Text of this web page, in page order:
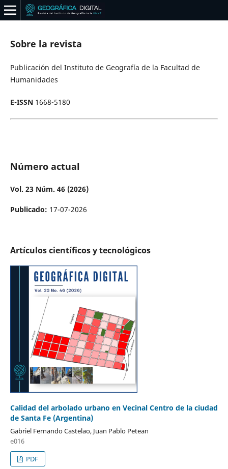
Sobre la revista
Publicación del Instituto de Geografía de la Facultad de
Humanidades
E-ISSN1668-5180
Número actual
Vol. 23 Núm. 46 (2026)
Publicado: 17-07-2026
Artículos científicos y tecnológicos
Calidad del arbolado urbano en Vecinal Centro de la ciudad
de Santa Fe (Argentina)
Gabriel Fernando Castelao, Juan Pablo Petean
e016
PDF